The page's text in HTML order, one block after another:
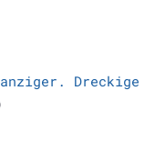
Dreckige